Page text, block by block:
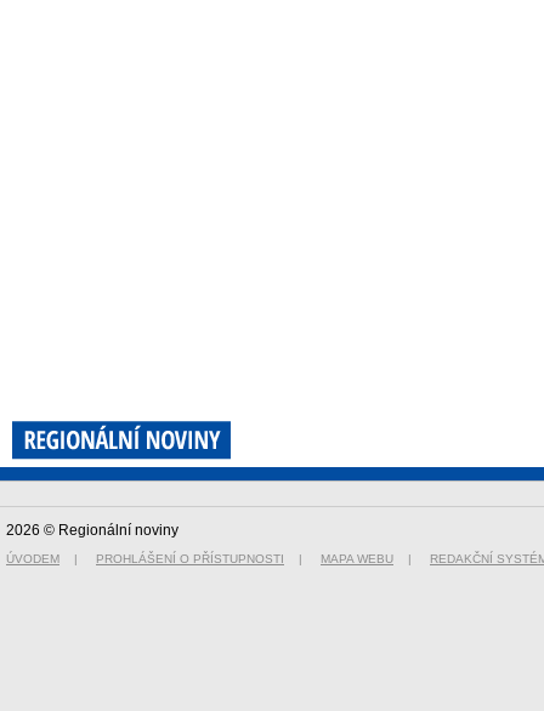
2026 © Regionální noviny
ÚVODEM | PROHLÁŠENÍ O PŘÍSTUPNOSTI | MAPA WEBU | REDAKČNÍ